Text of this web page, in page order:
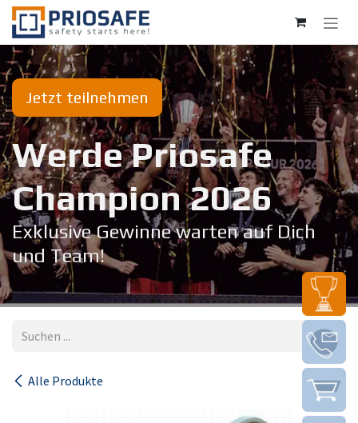
Zum Inhalt springen
Jetzt teilnehmen
Werde Priosafe
Champion 20​26
Exklusive Gewinne warten auf Dich
und Team!
Alle Produkte